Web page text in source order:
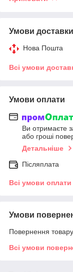
Умови доставки
Нова Пошта
Всі умови
Умови оплати
Ви отримаєте
або гроші
Детальніше
Післяплата
Всі умови оплати
Умови
Повернення
Всі умови